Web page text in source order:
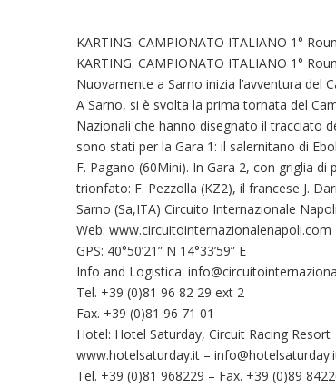
KARTING: CAMPIONATO ITALIANO 1°
KARTING: CAMPIONATO ITALIANO 1°
Nuovamente a Sarno inizia l’avventura del
A Sarno, si è svolta la prima tornata del
Nazionali che hanno disegnato il tracciato
sono stati per la Gara 1: il salernitano di
F. Pagano (60Mini). In Gara 2, con griglia
trionfato: F. Pezzolla (KZ2), il francese J.
Sarno (Sa,ITA) Circuito Internazionale Napoli
Web: www.circuitointernazionalenapoli.com
GPS: 40°50’21” N 14°33’59” E
Info and Logistica:
Tel. +39 (0)81 96 82 29 ext 2
Fax. +39 (0)81 96 71 01
Hotel: Hotel Saturday, Circuit Racing Resort
www.hotelsaturday.it –
Tel. +39 (0)81 968229 – Fax. +39 (0)89